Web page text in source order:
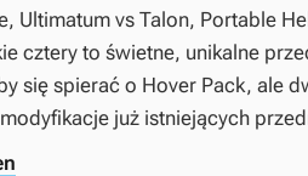
Ultimatum vs Talon, Portable
cztery to świetne, unikalne
się spierać o Hover Pack, ale
już istniejących